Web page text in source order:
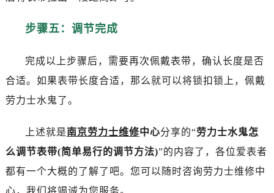
步骤五：调节完成
完成以上步骤后，需要再次佩戴表带，确认长度是否
合适。如果表带长度合适，那么就可以将锁扣锁上，佩戴
劳力士水鬼了。
上述就是南京劳力士维修中心分享的“劳力士水鬼怎
么调节表带(简单易行的调节方法)”的内容了，各位爱表者
都有一个大概的了解了吧。您可以随时咨询劳力士维修中
心，我们将竭诚为您服务。